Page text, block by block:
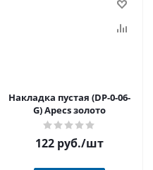
Накладка пустая (DP-0-06-
G) Apecs золото
122 руб./шт